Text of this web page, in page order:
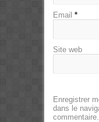
Email *
Site web
Enregistrer
dans le
commentaire.